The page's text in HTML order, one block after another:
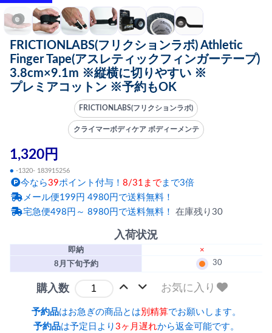
FRICTIONLABS(フリクションラボ) Athletic
Finger Tape(アスレティックフィンガーテープ)
3.8cm×9.1m ※縦横に切りやすい ※
プレミアコットン ※予約もOK
FRICTIONLABS(フリクションラボ)
クライマーボディケア ボディーメンテ
1,320円
● -1320- 183915256
今なら39ポイント付与！ 8/31まで まで3倍
メール便199円 4980円で送料無料！
宅急便498円～ 8980円で送料無料！ 在庫残り30
入荷状況
即納
×
8月下旬予約
30
購入数 お気に入り
予約品はお急ぎの商品とは別精算でお願いします。
予約品は予定日より 3ヶ月遅れから返金可能です。